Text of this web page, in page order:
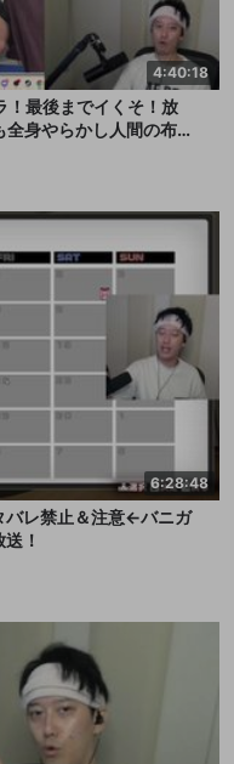
4:40:18
最後までイくそ！放
身やらかし人間の布団
リ満載！まずは一献い
6:28:48
レ禁止＆注意←バニガ
！